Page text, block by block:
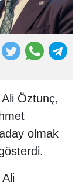
Öztunç,
olmak